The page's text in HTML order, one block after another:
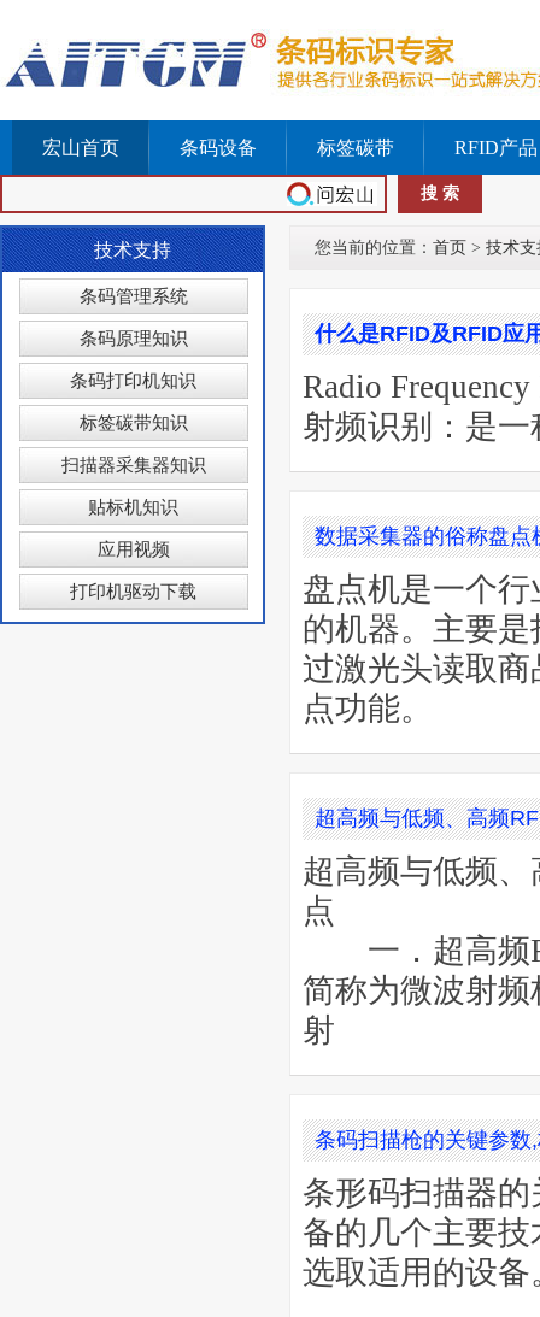
宏山首页 条码设备 标签碳带 RFID产品
技术支持
条码管理系统
条码原理知识
条码打印机知识
标签碳带知识
扫描器采集器知识
贴标机知识
应用视频
打印机驱动下载
您当前的位置： 首页 > 技术支
什么是RFID及RFID应
Radio
射频识别：是
数据采集器的俗称盘点
盘点机是一个
的机器。主要
过激光头读取
点功能。
超高频与低频、高频
超高频与低频
点
一．超高频
简称为微波射
射
条码扫描枪的关键参
条形码扫描器
备的几个主要
选取适用的设备